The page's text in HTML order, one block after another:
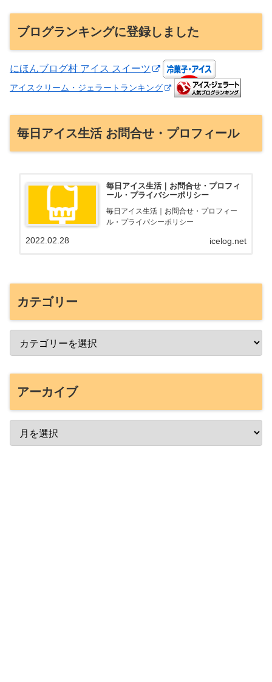
ブログランキングに登録しました
にほんブログ村 アイス スイーツ
アイスクリーム・ジェラートランキング
毎日アイス生活 お問合せ・プロフィール
毎日アイス生活｜お問合せ・プロフィ
ール・プライバシーポリシー
毎日アイス生活｜お問合せ・プロフィー
ル・プライバシーポリシー
icelog.net
2022.02.28
カテゴリー
アーカイブ